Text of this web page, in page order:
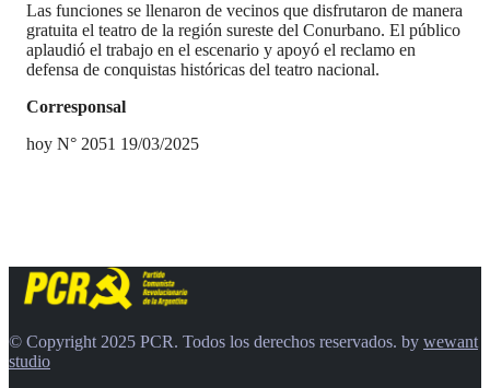
Las funciones se llenaron de vecinos que disfrutaron de manera
gratuita el teatro de la región sureste del Conurbano. El público
aplaudió el trabajo en el escenario y apoyó el reclamo en
defensa de conquistas históricas del teatro nacional.
Corresponsal
hoy N° 2051 19/03/2025
© Copyright 2025 PCR. Todos los derechos reservados. by wewant
studio